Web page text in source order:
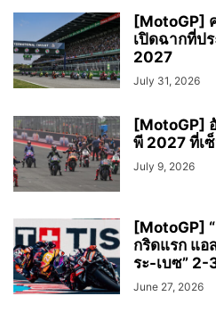
[MotoGP]
เปิดฉากที่ป
2027
July 31, 2026
[MotoGP]
พี 2027 ที่เ
July 9, 2026
[MotoGP]
กริดแรก แอ
ระ-เบซ” 2-
June 27, 2026